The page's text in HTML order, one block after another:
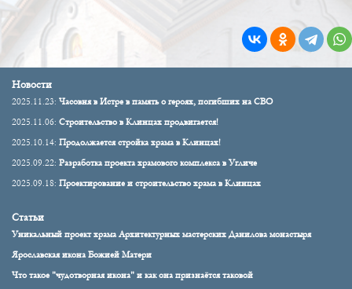
Новости
2025.11.23: Часовня в Истре в память о героях, погибших на СВО
2025.11.06: Строительство в Клинцах продвигается!
2025.10.14: Продолжается стройка храма в Клинцах!
2025.09.22: Разработка проекта храмового комплекса в Угличе
2025.09.18: Проектирование и строительство храма в Клинцах
Статьи
Уникальный проект храма Архитектурных мастерских Данилова монастыря
Ярославская икона Божией Матери
Что такое "чудотворная икона" и как она признаётся таковой